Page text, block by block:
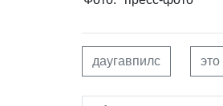
даугавпилс